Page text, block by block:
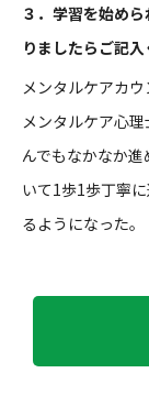
３．学習を始め
りましたらご記入
メンタルケアカ
メンタルケア心
んでもなかなか
いて1歩1歩丁寧
るようになった。